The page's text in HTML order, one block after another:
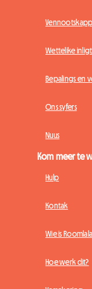
Wettelike
Bepalings en
Ons syfers
Nuus
Kom meer te
Hulp
Kontak
Wie is
Hoe werk dit?